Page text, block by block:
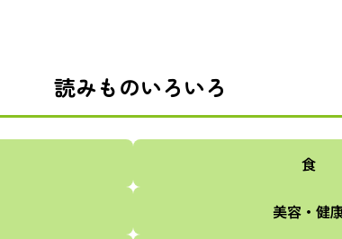
読みものいろいろ
食
美容・健